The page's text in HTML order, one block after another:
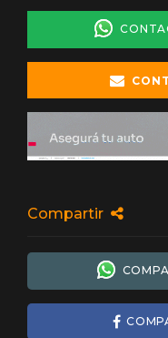
Compartir